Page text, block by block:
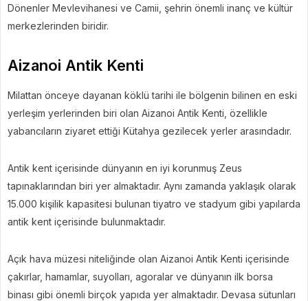
Dönenler Mevlevihanesi ve Camii, şehrin önemli inanç ve kültür
merkezlerinden biridir.
Aizanoi Antik Kenti
Milattan önceye dayanan köklü tarihi ile bölgenin bilinen en eski
yerleşim yerlerinden biri olan Aizanoi Antik Kenti, özellikle
yabancıların ziyaret ettiği Kütahya gezilecek yerler arasındadır.
Antik kent içerisinde dünyanın en iyi korunmuş Zeus
tapınaklarından biri yer almaktadır. Aynı zamanda yaklaşık olarak
15.000 kişilik kapasitesi bulunan tiyatro ve stadyum gibi yapılarda
antik kent içerisinde bulunmaktadır.
Açık hava müzesi niteliğinde olan Aizanoi Antik Kenti içerisinde
çakırlar, hamamlar, suyolları, agoralar ve dünyanın ilk borsa
binası gibi önemli birçok yapıda yer almaktadır. Devasa sütunları